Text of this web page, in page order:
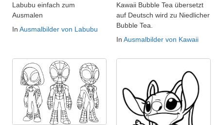
Labubu einfach zum
Ausmalen
In Ausmalbilder von Labubu
Kawaii Bubble Tea übersetzt
auf Deutsch wird zu Niedlicher
Bubble Tea.
In Ausmalbilder von Kawaii